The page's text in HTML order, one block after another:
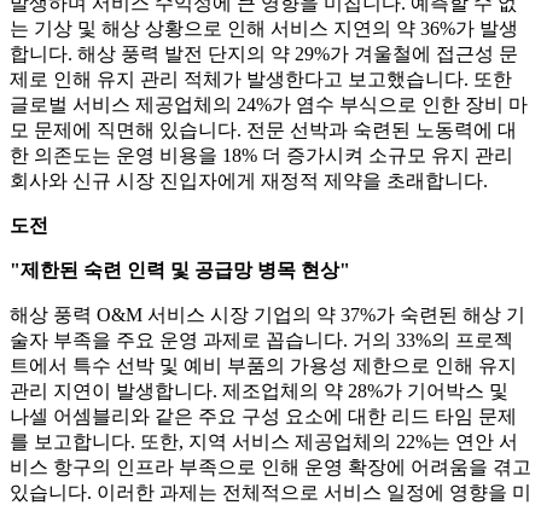
는 기상 및 해상 상황으로 인해 서비스 지연의 약 36%가 발생
합니다. 해상 풍력 발전 단지의 약 29%가 겨울철에 접근성 문
제로 인해 유지 관리 적체가 발생한다고 보고했습니다. 또한
글로벌 서비스 제공업체의 24%가 염수 부식으로 인한 장비 마
모 문제에 직면해 있습니다. 전문 선박과 숙련된 노동력에 대
한 의존도는 운영 비용을 18% 더 증가시켜 소규모 유지 관리
회사와 신규 시장 진입자에게 재정적 제약을 초래합니다.
도전
"제한된 숙련 인력 및 공급망 병목 현상"
해상 풍력 O&M 서비스 시장 기업의 약 37%가 숙련된 해상 기
술자 부족을 주요 운영 과제로 꼽습니다. 거의 33%의 프로젝
트에서 특수 선박 및 예비 부품의 가용성 제한으로 인해 유지
관리 지연이 발생합니다. 제조업체의 약 28%가 기어박스 및
나셀 어셈블리와 같은 주요 구성 요소에 대한 리드 타임 문제
를 보고합니다. 또한, 지역 서비스 제공업체의 22%는 연안 서
비스 항구의 인프라 부족으로 인해 운영 확장에 어려움을 겪고
있습니다. 이러한 과제는 전체적으로 서비스 일정에 영향을 미